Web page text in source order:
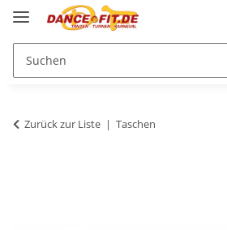
Zurück zur Liste Taschen